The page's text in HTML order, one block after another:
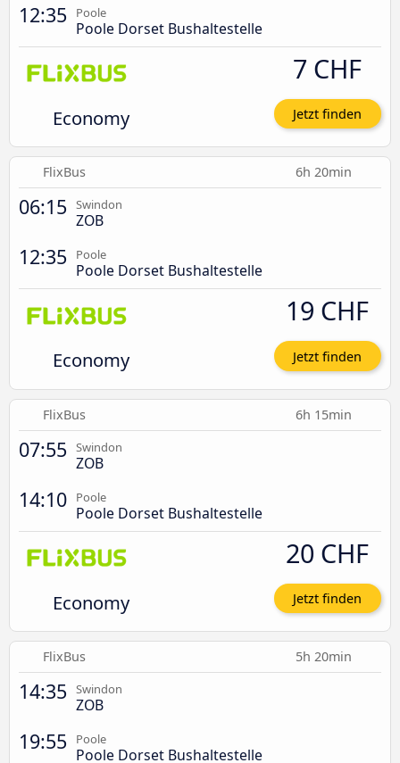
12:35 Poole
Poole Dorset Bushaltestelle
Economy
7 CHF
Jetzt finden
FlixBus 6h 20min
06:15 Swindon
ZOB
12:35 Poole
Poole Dorset Bushaltestelle
Economy
19 CHF
Jetzt finden
FlixBus 6h 15min
07:55 Swindon
ZOB
14:10 Poole
Poole Dorset Bushaltestelle
Economy
20 CHF
Jetzt finden
FlixBus 5h 20min
14:35 Swindon
ZOB
19:55 Poole
Poole Dorset Bushaltestelle